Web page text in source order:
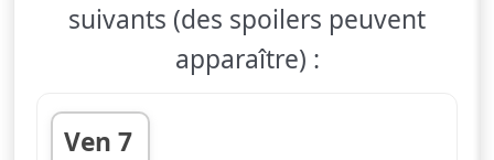
suivants (des spoilers peuvent
apparaître) :
Ven 7